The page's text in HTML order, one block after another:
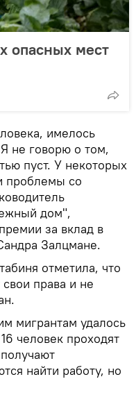
опасных мест
имелось
не говорю о том,
пуст. У некоторых
проблемы со
дом",
за вклад в
Залцмане.
отметила, что
права и не
мигрантам удалось
человек проходят
найти работу, но